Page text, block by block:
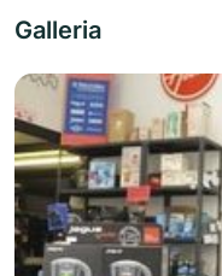
Galleria